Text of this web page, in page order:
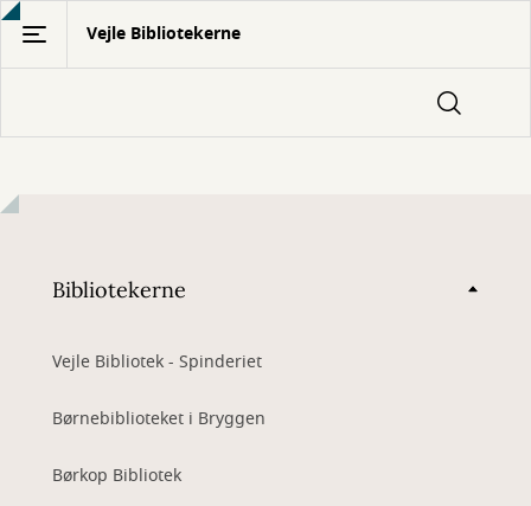
Gå
hovedindhold
Vejle Bibliotekerne
Bibliotekerne
Vejle Bibliotek - Spinderiet
Børnebiblioteket i Bryggen
Børkop Bibliotek